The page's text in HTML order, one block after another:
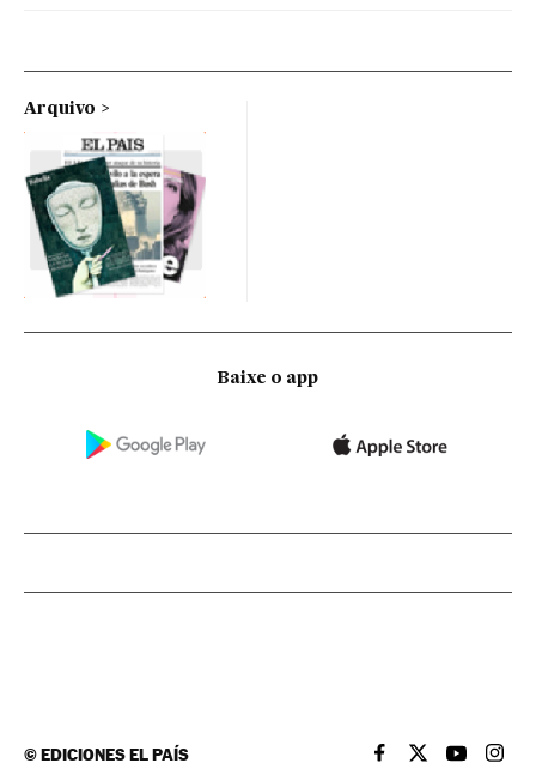
Arquivo
Baixe o app
©EDICIONES EL PAÍS EL PAÍS BRASIL EN
EL PAÍSEL PAÍS
EL